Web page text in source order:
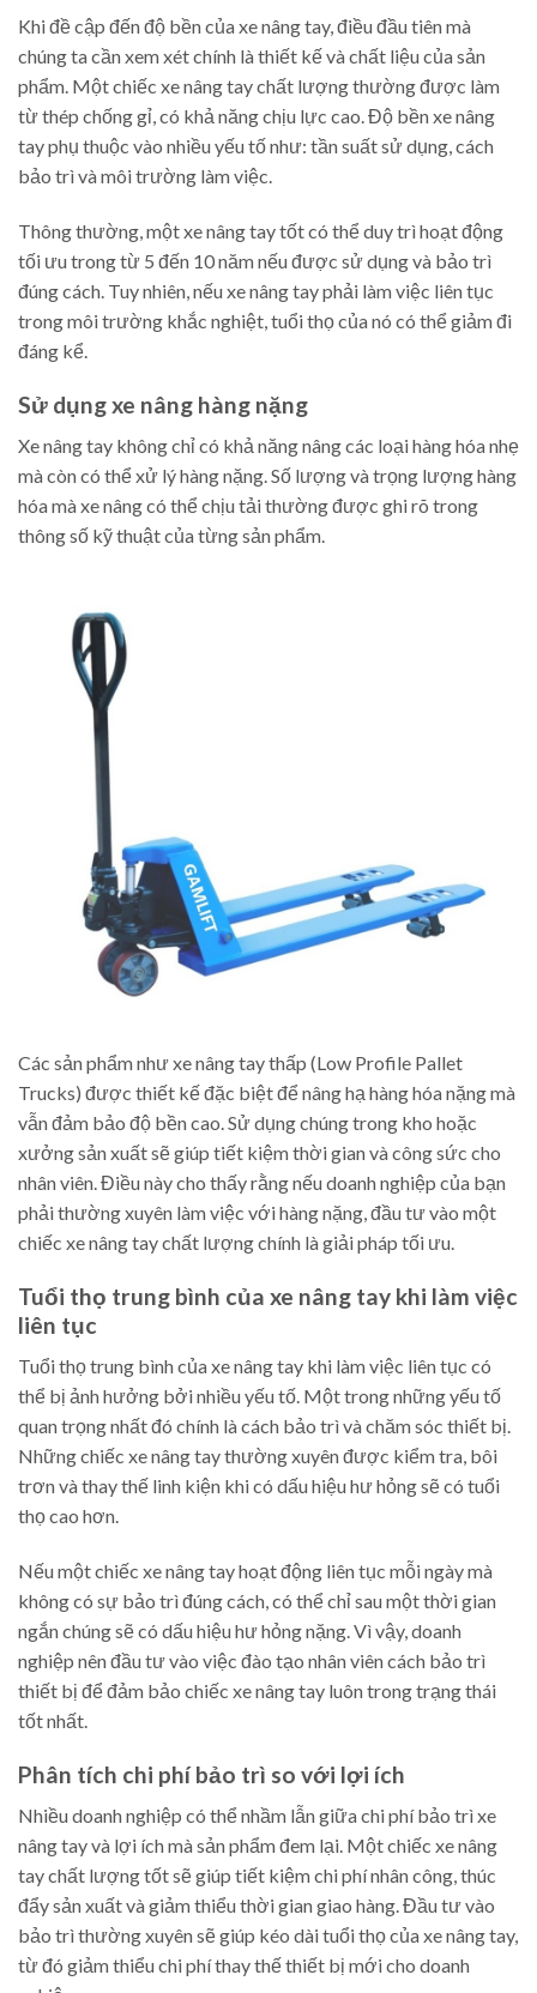
Khi đề cập đến độ bền của xe nâng tay, điều đầu tiên mà
chúng ta cần xem xét chính là thiết kế và chất liệu của sản
phẩm. Một chiếc xe nâng tay chất lượng thường được làm
từ thép chống gỉ, có khả năng chịu lực cao. Độ bền xe nâng
tay phụ thuộc vào nhiều yếu tố như: tần suất sử dụng, cách
bảo trì và môi trường làm việc.
Thông thường, một xe nâng tay tốt có thể duy trì hoạt động
tối ưu trong từ 5 đến 10 năm nếu được sử dụng và bảo trì
đúng cách. Tuy nhiên, nếu xe nâng tay phải làm việc liên tục
trong môi trường khắc nghiệt, tuổi thọ của nó có thể giảm đi
đáng kể.
Sử dụng xe nâng hàng nặng
Xe nâng tay không chỉ có khả năng nâng các loại hàng hóa nhẹ
mà còn có thể xử lý hàng nặng. Số lượng và trọng lượng hàng
hóa mà xe nâng có thể chịu tải thường được ghi rõ trong
thông số kỹ thuật của từng sản phẩm.
Các sản phẩm như xe nâng tay thấp (Low Profile Pallet
Trucks) được thiết kế đặc biệt để nâng hạ hàng hóa nặng mà
vẫn đảm bảo độ bền cao. Sử dụng chúng trong kho hoặc
xưởng sản xuất sẽ giúp tiết kiệm thời gian và công sức cho
nhân viên. Điều này cho thấy rằng nếu doanh nghiệp của bạn
phải thường xuyên làm việc với hàng nặng, đầu tư vào một
chiếc xe nâng tay chất lượng chính là giải pháp tối ưu.
Tuổi thọ trung bình của xe nâng tay khi làm việc
liên tục
Tuổi thọ trung bình của xe nâng tay khi làm việc liên tục có
thể bị ảnh hưởng bởi nhiều yếu tố. Một trong những yếu tố
quan trọng nhất đó chính là cách bảo trì và chăm sóc thiết bị.
Những chiếc xe nâng tay thường xuyên được kiểm tra, bôi
trơn và thay thế linh kiện khi có dấu hiệu hư hỏng sẽ có tuổi
thọ cao hơn.
Nếu một chiếc xe nâng tay hoạt động liên tục mỗi ngày mà
không có sự bảo trì đúng cách, có thể chỉ sau một thời gian
ngắn chúng sẽ có dấu hiệu hư hỏng nặng. Vì vậy, doanh
nghiệp nên đầu tư vào việc đào tạo nhân viên cách bảo trì
thiết bị để đảm bảo chiếc xe nâng tay luôn trong trạng thái
tốt nhất.
Phân tích chi phí bảo trì so với lợi ích
Nhiều doanh nghiệp có thể nhầm lẫn giữa chi phí bảo trì xe
nâng tay và lợi ích mà sản phẩm đem lại. Một chiếc xe nâng
tay chất lượng tốt sẽ giúp tiết kiệm chi phí nhân công, thúc
đẩy sản xuất và giảm thiểu thời gian giao hàng. Đầu tư vào
bảo trì thường xuyên sẽ giúp kéo dài tuổi thọ của xe nâng tay,
từ đó giảm thiểu chi phí thay thế thiết bị mới cho doanh